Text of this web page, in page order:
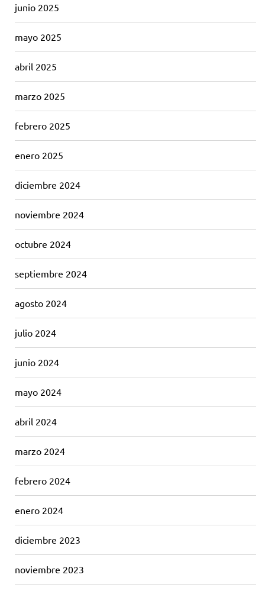
junio 2025
mayo 2025
abril 2025
marzo 2025
febrero 2025
enero 2025
diciembre 2024
noviembre 2024
octubre 2024
septiembre 2024
agosto 2024
julio 2024
junio 2024
mayo 2024
abril 2024
marzo 2024
febrero 2024
enero 2024
diciembre 2023
noviembre 2023